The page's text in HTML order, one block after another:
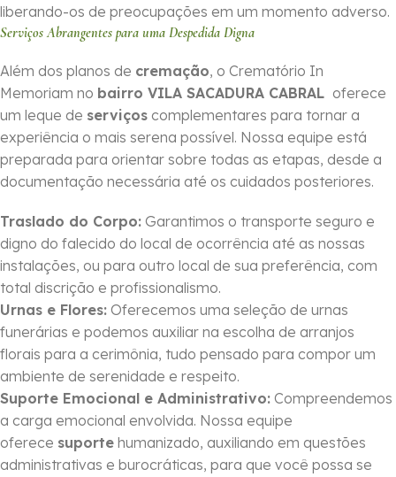
liberando-os de preocupações em um momento adverso.
Serviços Abrangentes para uma Despedida Digna
Além dos planos de cremação, o Crematório In
Memoriam no bairro VILA SACADURA CABRAL oferece
um leque de serviços complementares para tornar a
experiência o mais serena possível. Nossa equipe está
preparada para orientar sobre todas as etapas, desde a
documentação necessária até os cuidados posteriores.
Traslado do Corpo: Garantimos o transporte seguro e
digno do falecido do local de ocorrência até as nossas
instalações, ou para outro local de sua preferência, com
total discrição e profissionalismo.
Urnas e Flores: Oferecemos uma seleção de urnas
funerárias e podemos auxiliar na escolha de arranjos
florais para a cerimônia, tudo pensado para compor um
ambiente de serenidade e respeito.
Suporte Emocional e Administrativo: Compreendemos
a carga emocional envolvida. Nossa equipe
oferece suporte humanizado, auxiliando em questões
administrativas e burocráticas, para que você possa se